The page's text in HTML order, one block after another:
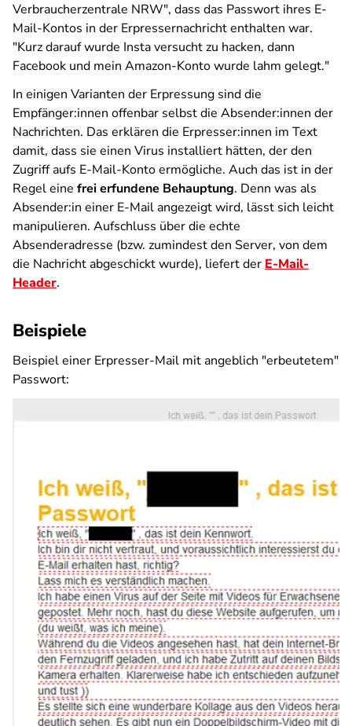
Verbraucherzentrale NRW", dass das Passwort ihres E-
Mail-Kontos in der Erpressernachricht enthalten war.
"Kurz darauf wurde Insta versucht zu hacken, dann
Facebook und mein Amazon-Konto wurde lahm gelegt."
In einigen Varianten der Erpressung sind die
Empfänger:innen offenbar selbst die Absender:innen der
Nachrichten. Das erklären die Erpresser:innen im Text
damit, dass sie einen Virus installiert hätten, der den
Zugriff aufs E-Mail-Konto ermögliche. Auch das ist in der
Regel eine frei erfundene Behauptung. Denn was als
Absender:in einer E-Mail angezeigt wird, lässt sich leicht
manipulieren. Aufschluss über die echte
Absenderadresse (bzw. zumindest den Server, von dem
die Nachricht abgeschickt wurde), liefert der E-Mail-
Header.
Beispiele
Beispiel einer Erpresser-Mail mit angeblich "erbeutetem"
Passwort: